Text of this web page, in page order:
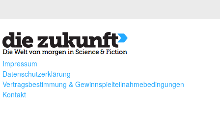
Impressum
Datenschutzerklärung
Vertragsbestimmung & Gewinnspielteilnahmebedingungen
Kontakt